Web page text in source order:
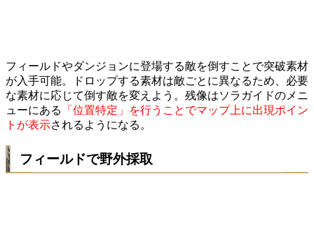
フィールドやダンジョンに登場する敵を倒すことで突破素材
が入手可能。ドロップする素材は敵ごとに異なるため、必要
な素材に応じて倒す敵を変えよう。残像はソラガイドのメニ
ューにある
「位置特定」を行うことでマップ上に出現ポイン
トが表示されるようになる。
フィールドで野外採取